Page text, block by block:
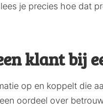
je precies hoe dat
klant bij
op en koppelt die
oordeel over